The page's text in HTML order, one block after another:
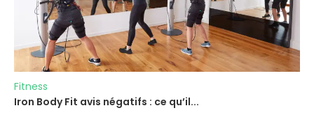
Fitness
Iron Body Fit avis négatifs : ce qu’il...